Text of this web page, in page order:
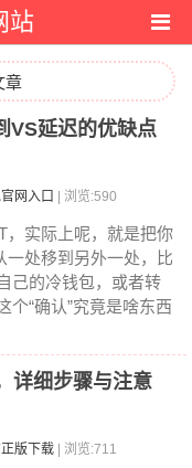
站
章
VS延迟的优缺点
网入口 | 浏览:590
，实际上呢，就是把你
一处移到另外一处，比
己的冷钱包，或者转
个“确认”究竟是啥东西
详细步骤与注意
版下载 | 浏览:711